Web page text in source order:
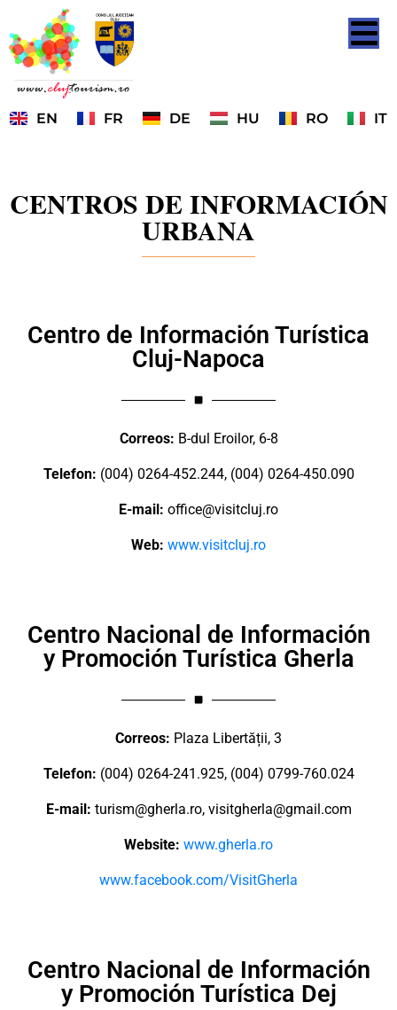
EN FR DE HU RO IT
CENTROS DE INFORMACIÓN
URBANA
Centro de Información Turística
Cluj-Napoca
Correos: B-dul Eroilor, 6-8
Telefon: (004) 0264-452.244, (004) 0264-450.090
E-mail: office@visitcluj.ro
Web: www.visitcluj.ro
Centro Nacional de Información
y Promoción Turística Gherla
Correos: Plaza Libertății, 3
Telefon: (004) 0264-241.925, (004) 0799-760.024
E-mail: turism@gherla.ro, visitgherla@gmail.com
Website: www.gherla.ro
www.facebook.com/VisitGherla
Centro Nacional de Información
y Promoción Turística Dej